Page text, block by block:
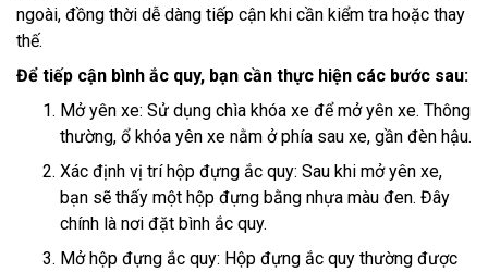
ngoài, đồng thời dễ dàng tiếp cận khi cần kiểm tra hoặc thay
thế.
Để tiếp cận bình ắc quy, bạn cần thực hiện các bước sau:
Mở yên xe: Sử dụng chìa khóa xe để mở yên xe. Thông
thường, ổ khóa yên xe nằm ở phía sau xe, gần đèn hậu.
Xác định vị trí hộp đựng ắc quy: Sau khi mở yên xe,
bạn sẽ thấy một hộp đựng bằng nhựa màu đen. Đây
chính là nơi đặt bình ắc quy.
Mở hộp đựng ắc quy: Hộp đựng ắc quy thường được